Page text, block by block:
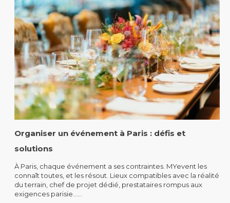
Organiser un événement à Paris : défis et
solutions
À Paris, chaque événement a ses contraintes. MYevent les
connaît toutes, et les résout. Lieux compatibles avec la réalité
du terrain, chef de projet dédié, prestataires rompus aux
exigences parisie......